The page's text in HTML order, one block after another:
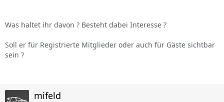
Was haltet ihr davon ? Besteht dabei Interesse ?
Soll er für Registrierte Mitglieder oder auch für Gäste sichtbar
sein ?
mifeld